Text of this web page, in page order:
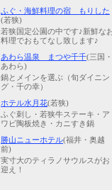
朝食（春）
ふぐ・海鮮料理の宿 もりした
(若狭)
若狭国定公園の中です♪新鮮な
料理でおもてなし致します♪
あわら温泉 まつや千千(三国・
あわら)
鍋とメインを選ぶ（旬ダイニン
グ・千の幸）
ホテル水月花(若狭)
ふぐ刺し・若狭牛ステーキ・ア
ワビ陶板焼き・カニすき鍋
勝山ニューホテル(福井・奥越
前)
実寸大のティラノサウルスがお
迎え！